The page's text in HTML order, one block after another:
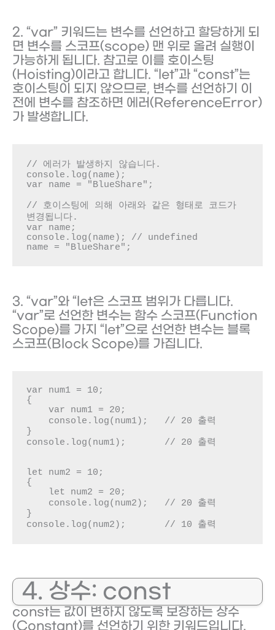
2. “var” 키워드는 변수를 선언하고 할당하게 되
면 변수를 스코프(scope) 맨 위로 올려 실행이
가능하게 됩니다. 참고로 이를 호이스팅
(Hoisting)이라고 합니다. “let”과 “const”는
호이스팅이 되지 않으므로, 변수를 선언하기 이
전에 변수를 참조하면 에러(ReferenceError)
가 발생합니다.
// 에러가 발생하지 않습니다.
console.log(name);
var name = "BlueShare";
// 호이스팅에 의해 아래와 같은 형태로 코드가
변경됩니다.
var name;
console.log(name); // undefined
name = "BlueShare";
3. “var”와 “let은 스코프 범위가 다릅니다.
“var”로 선언한 변수는 함수 스코프(Function
Scope)를 가지 “let”으로 선언한 변수는 블록
스코프(Block Scope)를 가집니다.
var num1 = 10;
{
    var num1 = 20;
}
console.log(num1);       // 20 출력
let num2 = 10;
{
}
console.log(num2);       // 10 출력
4. 상수: const
const는 값이 변하지 않도록 보장하는 상수
(Constant)를 선언하기 위한 키워드입니다.